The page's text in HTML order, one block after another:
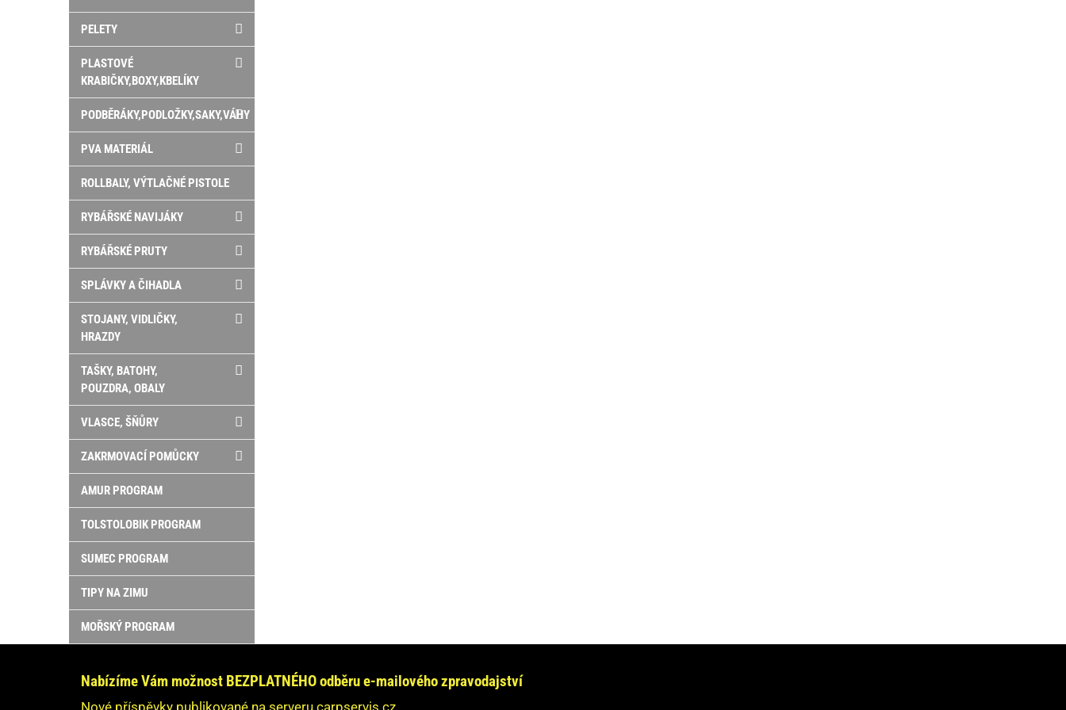
PELETY
PLASTOVÉ
KRABIČKY,BOXY,KBELÍKY
PODBĚRÁKY,PODLOŽKY,SAKY,VÁHY
PVA MATERIÁL
ROLLBALY, VÝTLAČNÉ PISTOLE
RYBÁŘSKÉ NAVIJÁKY
RYBÁŘSKÉ PRUTY
SPLÁVKY A ČIHADLA
STOJANY, VIDLIČKY,
HRAZDY
TAŠKY, BATOHY,
POUZDRA, OBALY
VLASCE, ŠŇŮRY
ZAKRMOVACÍ POMŮCKY
AMUR PROGRAM
TOLSTOLOBIK PROGRAM
SUMEC PROGRAM
TIPY NA ZIMU
MOŘSKÝ PROGRAM
Nabízíme Vám možnost BEZPLATNÉHO odběru e-mailového zpravodajství
Nové příspěvky publikované na serveru carpservis.cz